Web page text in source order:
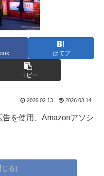
はてブ
コピー
2026.02.13 2026.03.14
を使用、Amazonアソシ